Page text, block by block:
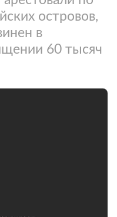
островов,
в
60 тысяч